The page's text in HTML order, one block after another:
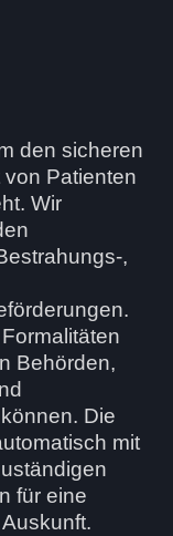
den sicheren
Patienten
Wir
,
Behörden,
Die
mit
für eine